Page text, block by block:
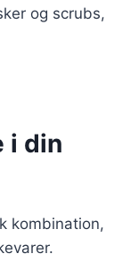
og scrubs,
i din
kombination,